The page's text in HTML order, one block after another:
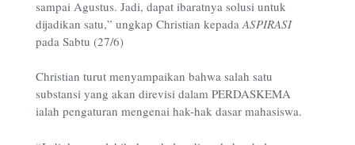
sampai Agustus. Jadi, dapat ibaratnya solusi untuk
dijadikan satu,” ungkap Christian kepada ASPIRASI
pada Sabtu (27/6)
Christian turut menyampaikan bahwa salah satu
substansi yang akan direvisi dalam PERDASKEMA
ialah pengaturan mengenai hak-hak dasar mahasiswa.